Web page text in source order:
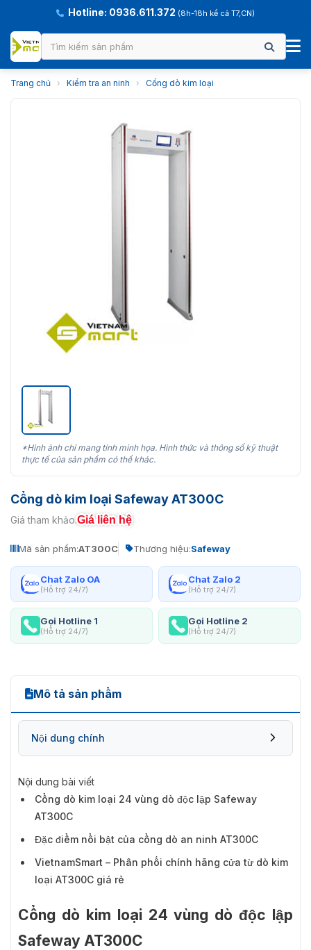
Hotline: 0936.611.372 (8h-18h kể cả T7,CN)
Trang chủ › Kiểm tra an ninh › Cổng dò kim loại
*Hình ảnh chỉ mang tính minh họa. Hình thức và thông số kỹ thuật
thực tế của sản phẩm có thể khác.
Cổng dò kim loại Safeway AT300C
Giá tham khảo:Giá liên hệ
Mã sản phẩm:AT300C Thương hiệu:Safeway
Chat Zalo OA
(Hỗ trợ 24/7)
Chat Zalo 2
(Hỗ trợ 24/7)
Gọi Hotline 1
(Hỗ trợ 24/7)
Gọi Hotline 2
(Hỗ trợ 24/7)
Mô tả sản phẩm
Nội dung chính
Nội dung bài viết
Cổng dò kim loại 24 vùng dò độc lập Safeway
AT300C
Đặc điểm nổi bật của cổng dò an ninh AT300C
VietnamSmart – Phân phối chính hãng cửa từ dò kim
loại AT300C giá rẻ
Cổng dò kim loại 24 vùng dò độc lập
Safeway AT300C